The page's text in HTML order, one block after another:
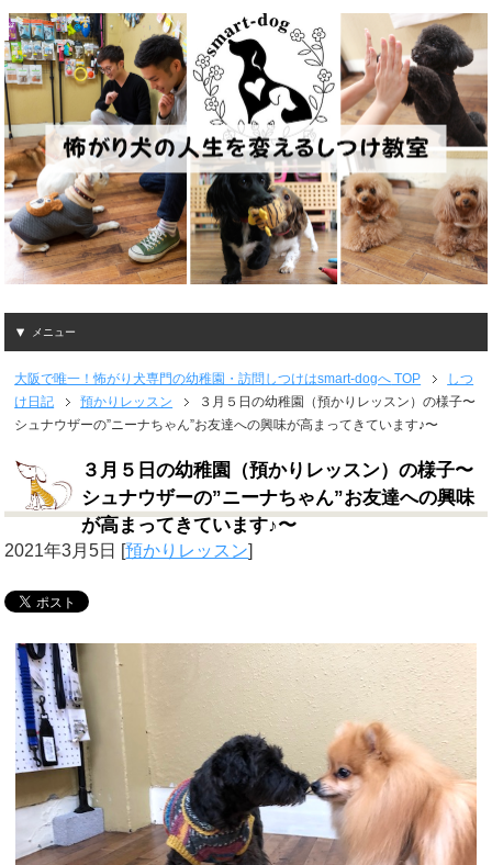
メニュー
大阪で唯一！怖がり犬専門の幼稚園・訪問しつけはsmart-dogへ TOP
しつ
け日記
預かりレッスン
３月５日の幼稚園（預かりレッスン）の様子〜
シュナウザーの”ニーナちゃん”お友達への興味が高まってきています♪〜
３月５日の幼稚園（預かりレッスン）の様子〜
シュナウザーの”ニーナちゃん”お友達への興味
が高まってきています♪〜
2021年3月5日 [預かりレッスン